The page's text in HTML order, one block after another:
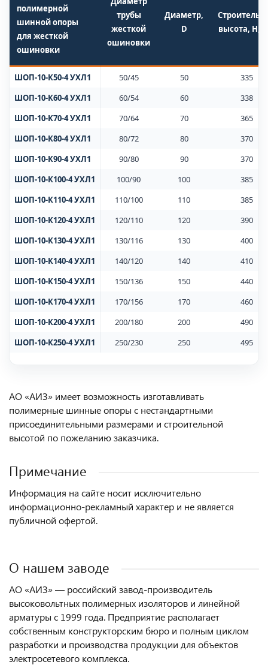
полимерной
шинной опоры
для жесткой
ошиновки
трубы
жесткой
ошиновки
Диаметр,
D
высота, H,
ШОП-10-К50-4 УХЛ1 50/45 50
335
ШОП-10-К60-4 УХЛ1
60/54 60
338
ШОП-10-К70-4 УХЛ1
70/64 70
365
ШОП-10-К80-4 УХЛ1
80/72 80
370
ШОП-10-К90-4 УХЛ1
90/80 90
370
ШОП-10-К100-4 УХЛ1
100/90 100
385
ШОП-10-К110-4 УХЛ1
110/100 110
385
ШОП-10-К120-4 УХЛ1
120/110 120
390
ШОП-10-К130-4 УХЛ1
130/116 130
400
ШОП-10-К140-4 УХЛ1
140/120 140
410
ШОП-10-К150-4 УХЛ1
150/136 150
440
ШОП-10-К170-4 УХЛ1
170/156 170
460
ШОП-10-К200-4 УХЛ1
200/180 200
490
ШОП-10-К250-4 УХЛ1
250/230 250 495
АО «АИЗ» имеет возможность изготавливать
полимерные шинные опоры с нестандартными
присоединительными размерами и строительной
высотой по пожеланию заказчика.
Примечание
Информация на сайте носит исключительно
информационно-рекламный характер и не является
публичной офертой.
О нашем заводе
АО «АИЗ» — российский завод-производитель
высоковольтных полимерных изоляторов и линейной
арматуры с 1999 года. Предприятие располагает
собственным конструкторским бюро и полным циклом
разработки и производства продукции для объектов
электросетевого комплекса.